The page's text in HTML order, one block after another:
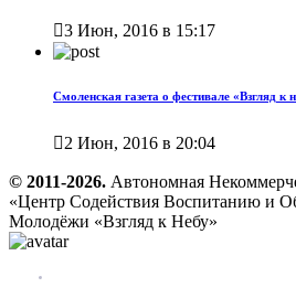
3 Июн, 2016 в 15:17
Смоленская газета о фестивале «Взгляд к
2 Июн, 2016 в 20:04
© 2011-2026. Автономная
«Центр Содействия Воспитанию и
Молодёжи «Взгляд к Небу»